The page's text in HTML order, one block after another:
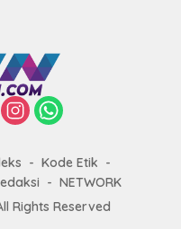
Kode Etik
NETWORK
Rights Reserved